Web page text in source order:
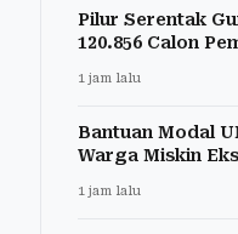
Pilur Serentak
120.856 Calon
1 jam lalu
Bantuan Modal
Warga Miskin
1 jam lalu